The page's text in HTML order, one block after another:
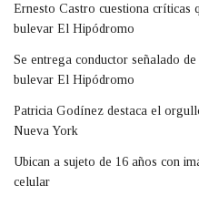
Ernesto Castro cuestiona críticas
bulevar El Hipódromo
Se entrega conductor señalado
bulevar El Hipódromo
Patricia Godínez destaca el
Nueva York
Ubican a sujeto de 16 años con
celular